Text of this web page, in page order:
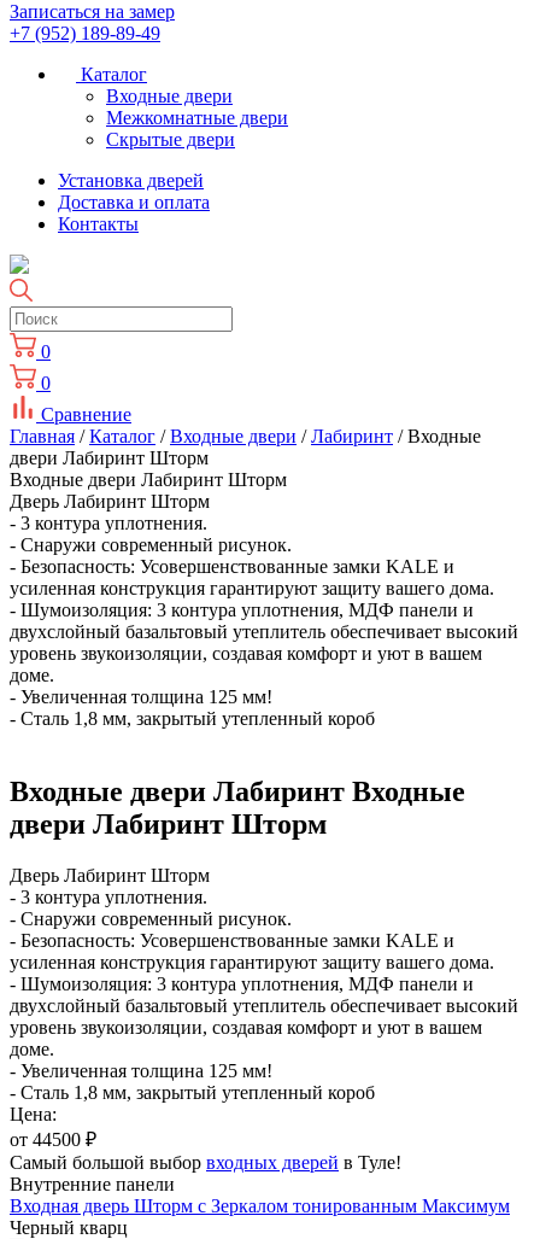
Записаться на замер
+7 (952) 189-89-49
Каталог
Входные двери
Межкомнатные двери
Скрытые двери
Установка дверей
Доставка и оплата
Контакты
0
0
Сравнение
Главная /Каталог /Входные двери /Лабиринт / Входные
двери Лабиринт Шторм
Входные двери Лабиринт Шторм
Дверь Лабиринт Шторм
- 3 контура уплотнения.
- Снаружи современный рисунок.
- Безопасность: Усовершенствованные замки KALE и
усиленная конструкция гарантируют защиту вашего дома.
- Шумоизоляция: 3 контура уплотнения, МДФ панели и
двухслойный базальтовый утеплитель обеспечивает высокий
уровень звукоизоляции, создавая комфорт и уют в вашем
доме.
- Увеличенная толщина 125 мм!
- Сталь 1,8 мм, закрытый утепленный короб
Входные двери Лабиринт Входные
двери Лабиринт Шторм
Дверь Лабиринт Шторм
- 3 контура уплотнения.
- Снаружи современный рисунок.
- Безопасность: Усовершенствованные замки KALE и
усиленная конструкция гарантируют защиту вашего дома.
- Шумоизоляция: 3 контура уплотнения, МДФ панели и
двухслойный базальтовый утеплитель обеспечивает высокий
уровень звукоизоляции, создавая комфорт и уют в вашем
доме.
- Увеличенная толщина 125 мм!
- Сталь 1,8 мм, закрытый утепленный короб
Цена:
от 44500 ₽
Самый большой выбор входных дверей в Туле!
Внутренние панели
Входная дверь Шторм с Зеркалом тонированным Максимум
Черный кварц